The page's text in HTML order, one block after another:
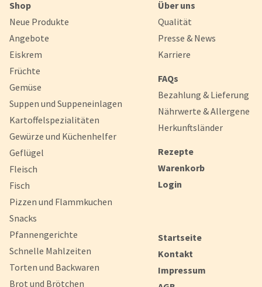
Shop
Neue Produkte
Angebote
Eiskrem
Früchte
Gemüse
Suppen und Suppeneinlagen
Kartoffelspezialitäten
Gewürze und Küchenhelfer
Geflügel
Fleisch
Fisch
Pizzen und Flammkuchen
Snacks
Pfannengerichte
Schnelle Mahlzeiten
Torten und Backwaren
Brot und Brötchen
Über uns
Qualität
Presse & News
Karriere
FAQs
Bezahlung & Lieferung
Nährwerte & Allergene
Herkunftsländer
Rezepte
Warenkorb
Login
Startseite
Kontakt
Impressum